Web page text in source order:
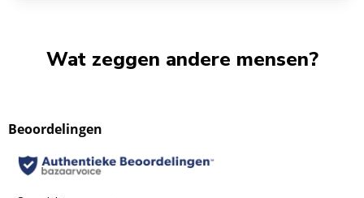
Wat zeggen andere mensen?